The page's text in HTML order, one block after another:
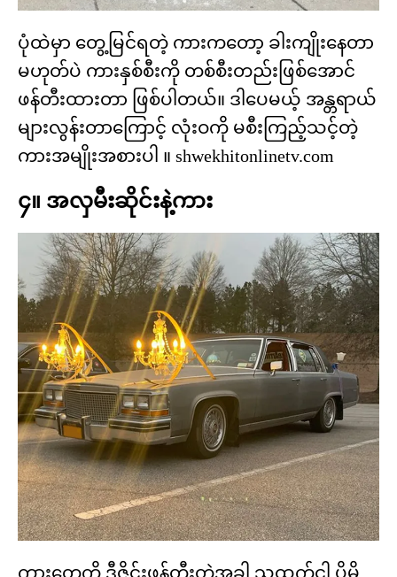
ပုံထဲမှာ တွေ့မြင်ရတဲ့ ကားကတော့ ခါးကျိုးနေတာ
မဟုတ်ပဲ ကားနှစ်စီးကို တစ်စီးတည်းဖြစ်အောင်
ဖန်တီးထားတာ ဖြစ်ပါတယ်။ ဒါပေမယ့် အန္တရာယ်
များလွန်းတာကြောင့် လုံးဝကို မစီးကြည့်သင့်တဲ့
ကားအမျိုးအစားပါ ။ shwekhitonlinetv.com
၄။ အလှမီးဆိုင်းနဲ့ကား
ကားတွေကို ဒီဇိုင်းဖန်တီးတဲ့အခါ သူ့ထက်ငါ ပိုမို